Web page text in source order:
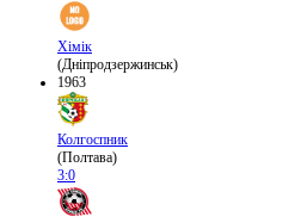
Хімік
(Дніпродзержинськ)
1963
Колгоспник
(Полтава)
3:0